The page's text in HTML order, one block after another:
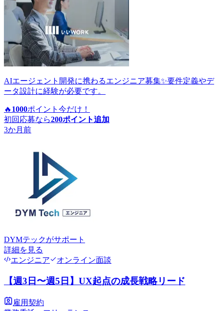
AIエージェント開発に携わるエンジニア募集✨要件定義やデ
ータ設計に経験が必要です。
🔥 1000ポイント 今だけ！
初回応募なら200ポイント追加
3か月前
DYMテックがサポート
詳細を見る
エンジニア
オンライン面談
【週3日〜週5日】UX起点の成長戦略リード
雇用契約